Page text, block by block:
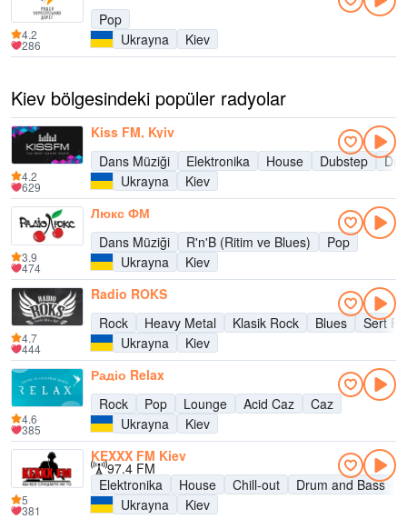
Pop
Ukrayna
Kiev
4.2
286
Kiev bölgesindeki popüler radyolar
Kiss FM, Kyiv
Dans Müziği
Elektronika House Dubstep
Ukrayna
Kiev
4.2
629
Люкс ФМ
Dans Müziği
R'n'B (Ritim ve Blues)
Pop
Ukrayna
Kiev
3.9
474
Radio ROKS
Rock
Heavy Metal Klasik Rock Blues
Sert
Ukrayna
Kiev
4.7
444
Радіо Relax
Rock
Pop Lounge Acid Caz
Caz
Ukrayna
Kiev
4.6
385
KEXXX FM Kiev
97.4 FM
Elektronika
House Chill-out
Drum and Bass
Ukrayna
Kiev
5
381